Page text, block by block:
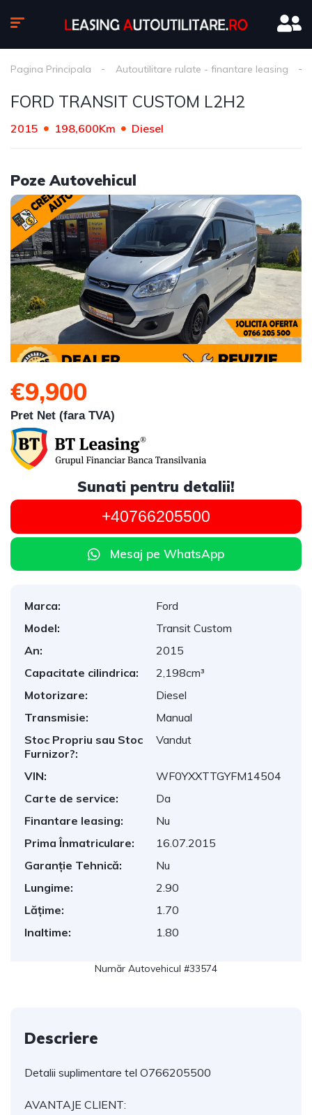
Pagina Principala Autoutilitare rulate - finantare leasing
FORD TRANSIT CUSTOM L2H2
2015 198,600Km Diesel
Poze Autovehicul
€9,900
Pret Net (fara TVA)
Sunati pentru detalii!
+40766205500
Mesaj pe WhatsApp
Marca:
Ford
Model:
Transit Custom
An:
2015
Capacitate cilindrica:
2,198cm³
Motorizare:
Diesel
Transmisie:
Manual
Stoc Propriu sau Stoc
Furnizor?:
Vandut
VIN:
WF0YXXTTGYFM14504
Carte de service:
Da
Finantare leasing:
Nu
Prima Înmatriculare:
16.07.2015
Garanție Tehnică:
Nu
Lungime:
2.90
Lățime:
1.70
Inaltime:
1.80
Număr Autovehicul #33574
Descriere
Detalii suplimentare tel O766205500
AVANTAJE CLIENT: